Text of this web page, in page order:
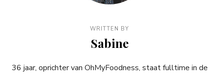
WRITTEN BY
Sabine
36 jaar, oprichter van OhMyFoodness, staat fulltime in de